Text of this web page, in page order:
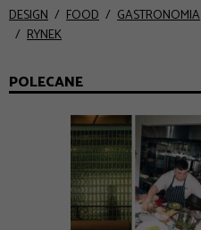
DESIGN FOOD GASTRONOMIA
RYNEK
POLECANE